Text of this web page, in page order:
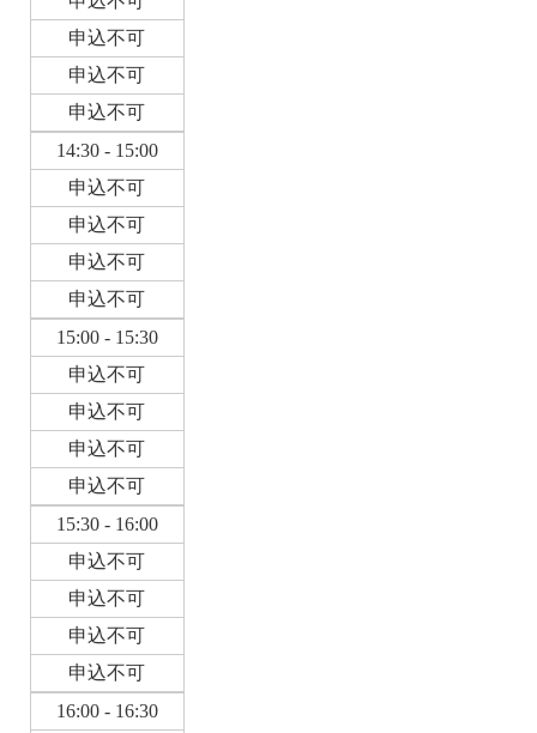
申込不可
申込不可
申込不可
14:30 - 15:00
申込不可
申込不可
申込不可
申込不可
15:00 - 15:30
申込不可
申込不可
申込不可
申込不可
15:30 - 16:00
申込不可
申込不可
申込不可
申込不可
16:00 - 16:30